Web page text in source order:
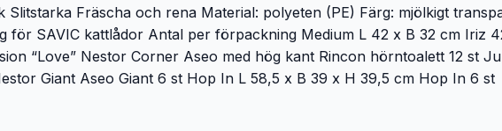
Fräscha och rena Material: polyeten (PE) Färg: mjölkigt
för SAVIC kattlådor Antal per förpackning Medium L 42 x B 32 cm Iriz
“Love” Nestor Corner Aseo med hög kant Rincon hörntoalett 12 st
Giant Aseo Giant 6 st Hop In L 58,5 x B 39 x H 39,5 cm Hop In 6 st